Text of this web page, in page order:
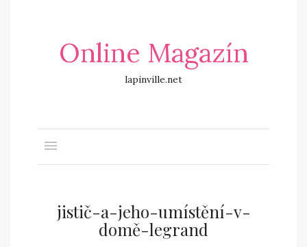
Online Magazín
lapinville.net
jistič-a-jeho-umístění-v-
domě-legrand